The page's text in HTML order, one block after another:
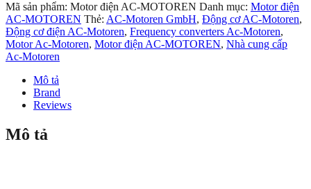
Mã sản phẩm: Motor điện AC-MOTOREN Danh mục: Motor điện
AC-MOTOREN Thẻ: AC-Motoren GmbH, Động cơ AC-Motoren,
Động cơ điện AC-Motoren, Frequency converters Ac-Motoren,
Motor Ac-Motoren, Motor điện AC-MOTOREN, Nhà cung cấp
Ac-Motoren
Mô tả
Brand
Reviews
Mô tả